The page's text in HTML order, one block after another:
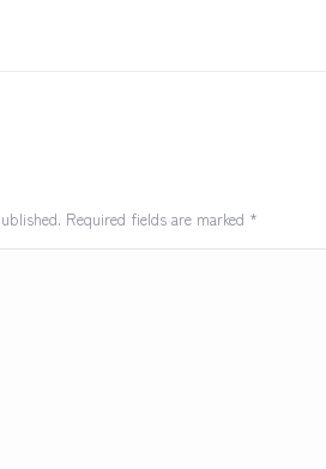
Required fields are marked *